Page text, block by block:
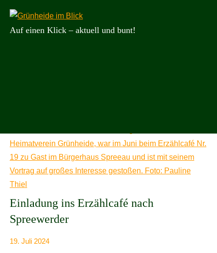
Inhalt
springen
Auf einen Klick – aktuell und bunt!
nach:
Einladung ins Erzählcafé nach
Spreewerder
19. Juli 2024